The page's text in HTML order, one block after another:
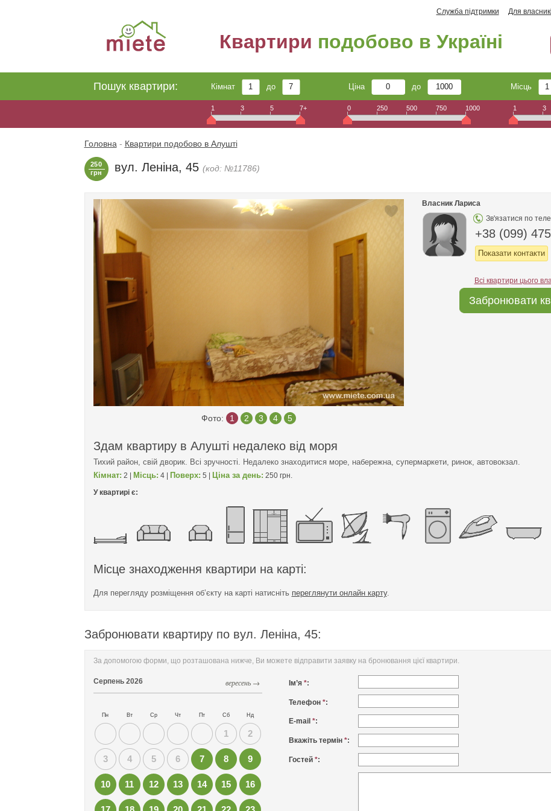
Служба підтримки Для
Квартири подобово в Україні
Пошук квартири: Кімнат до Ціна до Місць
1 3 5 7+ 0 250 500 750 1000 1 3
Головна - Квартири подобово в Алушті
250
грн
вул. Леніна, 45 (код: №11786)
Фото: 1 2 3 4 5
Власник Лариса
Зв'язатися по
+38 (099)
Показати контакти
Всі квартири цього
Забронювати
Здам квартиру в Алушті недалеко від моря
Тихий район, свій дворик. Всі зручності. Недалеко знаходитися море, набережна, супермаркети, ринок, автовокзал.
Кімнат: 2 | Місць: 4 | Поверх: 5 | Ціна за день: 250 грн.
У квартирі є:
Місце знаходження квартири на карті:
Для перегляду розміщення об’єкту на карті натисніть переглянути онлайн карту.
Забронювати квартиру по вул. Леніна, 45:
За допомогою форми, що розташована нижче, Ви можете відправити заявку на бронювання цієї квартири.
вересень →
Серпень 2026
Пн Вт Ср Чт Пт Сб Нд
1 2
3 4 5 6 7 8 9
10 11 12 13 14 15 16
Ім’я *:
Телефон *:
E-mail *:
Вкажіть термін *:
Гостей *: